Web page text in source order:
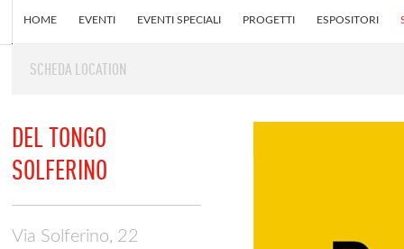
HOME EVENTI EVENTI SPECIALI PROGETTI ESPOSITORI
EDITORIALE COS'È BRERA DESIGN DISTRICT
SCHEDA LOCATION
DEL TONGO
SOLFERINO
Via Solferino, 22